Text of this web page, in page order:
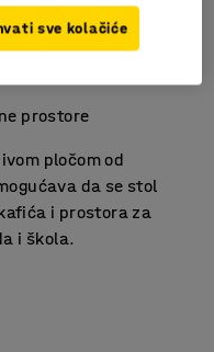
Slični proizvodi
prostore
pločom od
da se stol
i prostora za
i škola.
sve kolačiće